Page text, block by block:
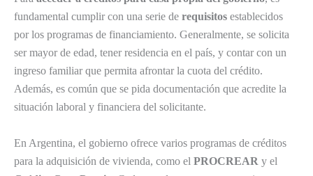
fundamental cumplir con una serie de requisitos establecidos
por los programas de financiamiento. Generalmente, se solicita
ser mayor de edad, tener residencia en el país, y contar con un
ingreso familiar que permita afrontar la cuota del crédito.
Además, es común que se pida documentación que acredite la
situación laboral y financiera del solicitante.
En Argentina, el gobierno ofrece varios programas de créditos
para la adquisición de vivienda, como el PROCREAR y el